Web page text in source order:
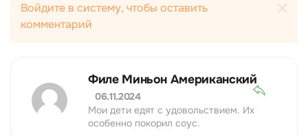
Войдите в систему, чтобы оставить
комментарий
Филе Миньон Американский
06.11.2024
Мои дети едят с удовольствием. Их
особенно покорил соус.